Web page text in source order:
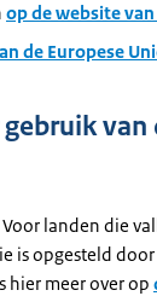
op de website
de Europese
landen die
is opgesteld
hier meer over op